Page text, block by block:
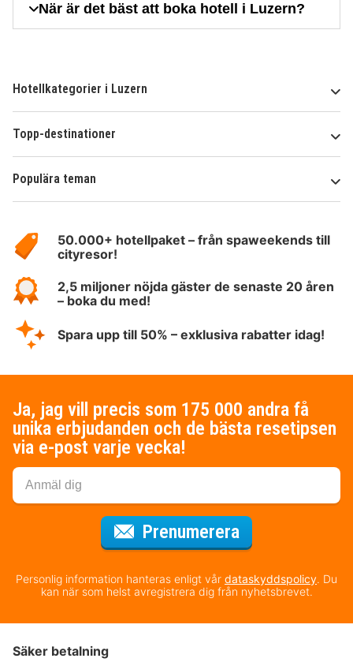
När är det bäst att boka hotell i Luzern?
Hotellkategorier i Luzern
Topp-destinationer
Populära teman
HotelSpecials50.000+ hotellpaket – från spaweekends till
cityresor!
2,5 miljoner nöjda gäster de senaste 20 åren
– boka du med!
Spara upp till 50% – exklusiva rabatter idag!
Ja, jag vill precis som 175 000 andra få
unika erbjudanden och de bästa resetipsen
via e-post varje vecka!
Prenumerera
Personlig information hanteras enligt vår dataskyddspolicy. Du
kan när som helst avregistrera dig från nyhetsbrevet.
Säker betalning